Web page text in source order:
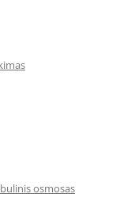
osmosas